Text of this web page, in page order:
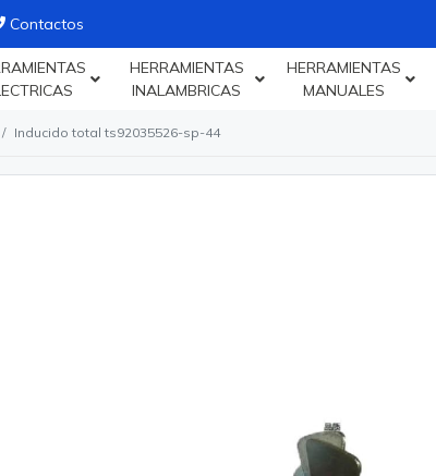
Contactos
HERRAMIENTAS
INALAMBRICAS
HERRAMIENTAS
MANUALES
Inducido total ts92035526-sp-44